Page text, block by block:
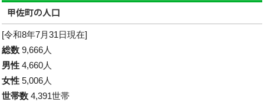
[令和8年7月31日現在]
総数 9,666人
男性 4,660人
女性 5,006人
世帯数 4,391世帯